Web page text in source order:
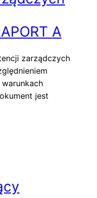
A
zarządczych
jest